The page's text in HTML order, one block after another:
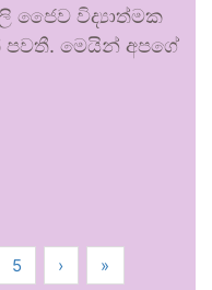
ජෛව විද්‍යාත්මක
මෙයින් අපගේ
5 › »